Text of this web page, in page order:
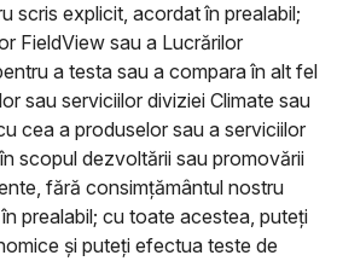
scris explicit, acordat în prealabil;
FieldView sau a Lucrărilor
a testa sau a compara în alt fel
sau serviciilor diviziei Climate sau
cea a produselor sau a serviciilor
scopul dezvoltării sau promovării
fără consimțământul nostru
prealabil; cu toate acestea, puteți
și puteți efectua teste de